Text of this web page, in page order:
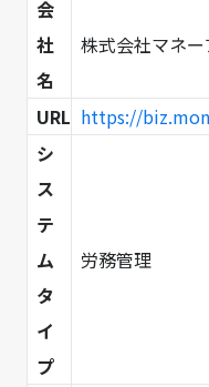
会
社
名
株式会社マネ
URL https://
シ
ス
テ
ム
タ
イ
プ
労務管理